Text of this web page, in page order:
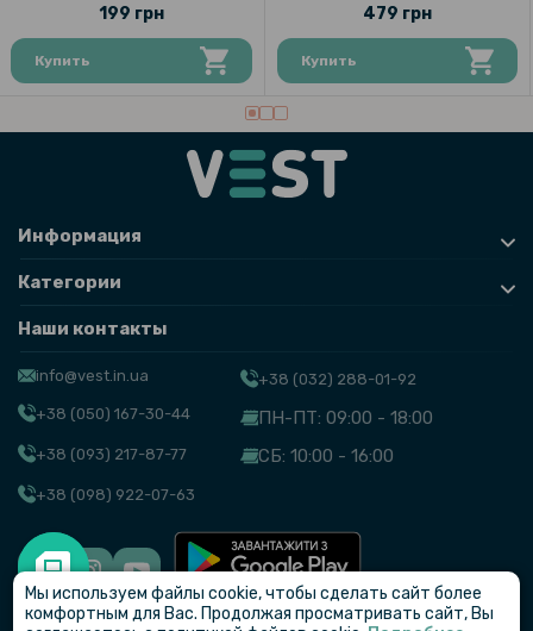
199 грн
Купить
479 грн
Купить
Информация
Категории
Наши контакты
info@vest.in.ua
+38 (050) 167-30-44
+38 (093) 217-87-77
+38 (098) 922-07-63
+38 (032) 288-01-92
ПН-ПТ: 09:00 - 18:00
СБ: 10:00 - 16:00
© VEST
Мы используем файлы cookie, чтобы сделать сайт более
комфортным для Вас. Продолжая просматривать сайт, Вы